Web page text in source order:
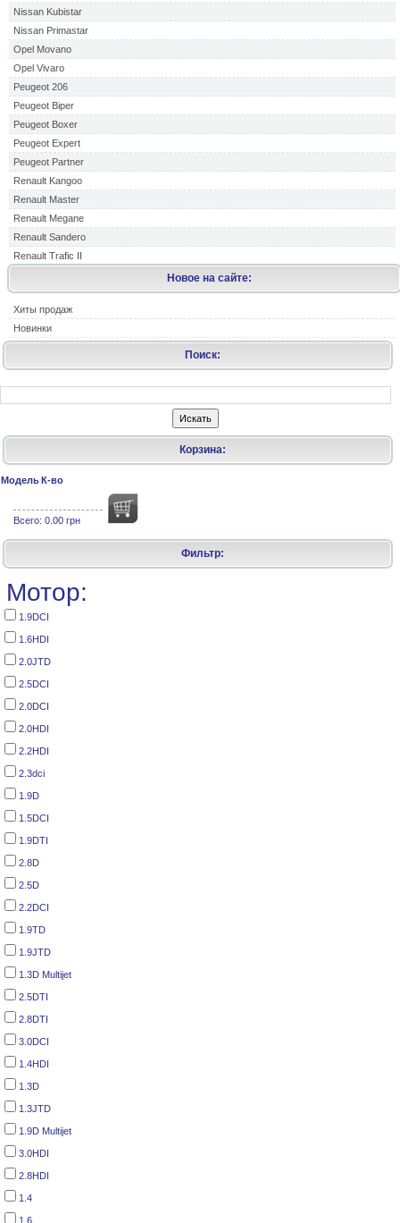
Nissan Kubistar
Nissan Primastar
Opel Movano
Opel Vivaro
Peugeot 206
Peugeot Biper
Peugeot Boxer
Peugeot Expert
Peugeot Partner
Renault Kangoo
Renault Master
Renault Megane
Renault Sandero
Renault Trafic II
Новое на сайте:
Хиты продаж
Новинки
Поиск:
Корзина:
Модель К-во
Всего: 0.00 грн
Фильтр:
Мотор:
1.9DCI
1.6HDI
2.0JTD
2.5DCI
2.0DCI
2.0HDI
2.2HDI
2.3dci
1.9D
1.5DCI
1.9DTI
2.8D
2.5D
2.2DCI
1.9TD
1.9JTD
1.3D Multijet
2.5DTI
2.8DTI
3.0DCI
1.4HDI
1.3D
1.3JTD
1.9D Multijet
3.0HDI
2.8HDI
1.4
1.6